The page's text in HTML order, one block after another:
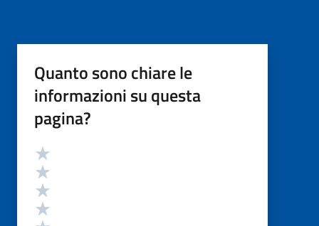
Quanto sono chiare le
informazioni su questa
pagina?
Valutazione